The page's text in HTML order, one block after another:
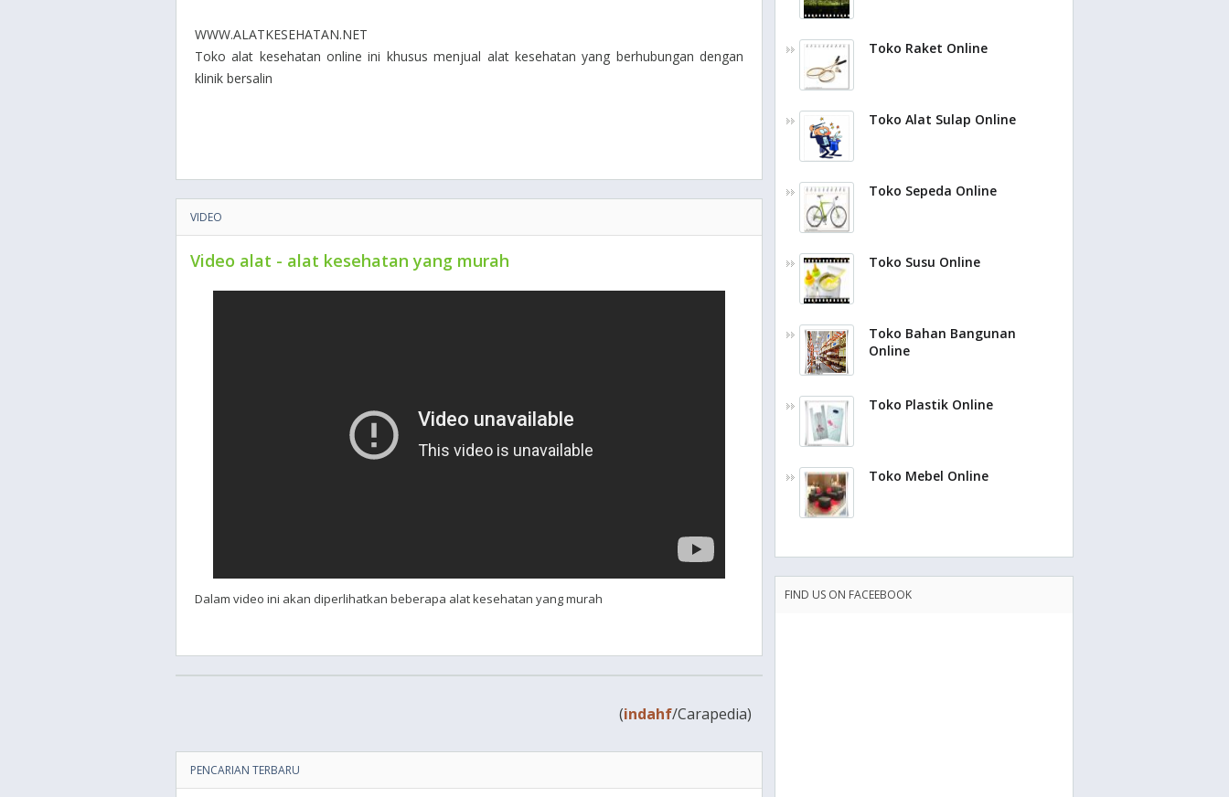
WWW.ALATKESEHATAN.NET
Toko alat kesehatan online ini khusus menjual alat kesehatan yang berhubungan dengan
klinik bersalin
VIDEO
Video alat - alat kesehatan yang murah
Dalam video ini akan diperlihatkan beberapa alat kesehatan yang murah
(indahf/Carapedia)
PENCARIAN TERBARU
Toko Raket Online
Toko Alat Sulap Online
Toko Sepeda Online
Toko Susu Online
Toko Bahan Bangunan
Online
Toko Plastik Online
Toko Mebel Online
FIND US ON FACEEBOOK